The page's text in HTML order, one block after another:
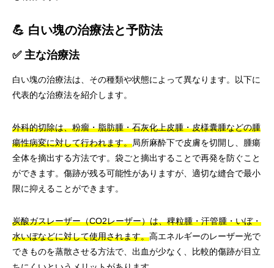
💪 白い塊の治療法と予防法
✅ 主な治療法
白い塊の治療法は、その種類や状態によって異なります。以下に
代表的な治療法を紹介します。
外科的切除は、粉瘤・脂肪腫・石灰化上皮腫・皮様囊腫などの腫
瘍性病変に対して行われます。局所麻酔下で皮膚を切開し、腫瘍
全体を摘出する方法です。袋ごと摘出することで再発を防ぐこと
ができます。傷跡が残る可能性がありますが、適切な縫合で最小
限に抑えることができます。
炭酸ガスレーザー（CO2レーザー）は、稗粒腫・汗管腫・いぼ・
水いぼなどに対して使用されます。高エネルギーのレーザー光で
できものを蒸散させる方法で、出血が少なく、比較的傷跡が目立